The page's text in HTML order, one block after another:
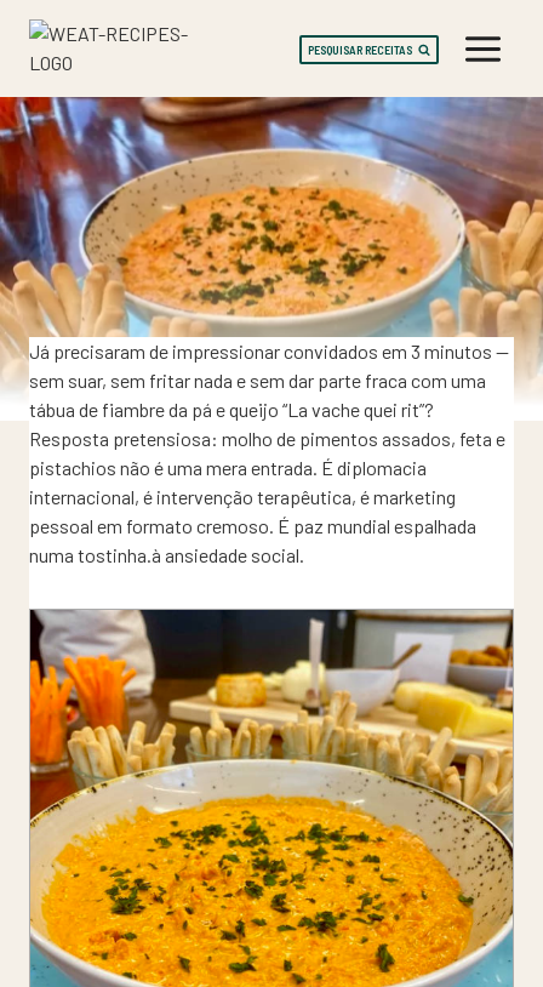
content
PESQUISAR RECEITAS
Já precisaram de impressionar convidados em 3 minutos —
sem suar, sem fritar nada e sem dar parte fraca com uma
tábua de fiambre da pá e queijo “La vache quei rit”?
Resposta pretensiosa: molho de pimentos assados, feta e
pistachios não é uma mera entrada. É diplomacia
internacional, é intervenção terapêutica, é marketing
pessoal em formato cremoso. É paz mundial espalhada
numa tostinha.à ansiedade social.